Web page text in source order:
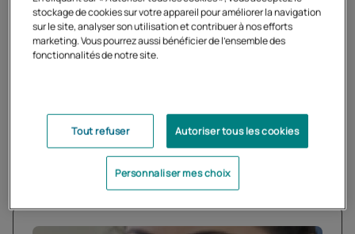
Tous les articles
stockage de cookies sur votre appareil pour améliorer la navigation
sur le site, analyser son utilisation et contribuer à nos efforts
marketing. Vous pourrez aussi bénéficier de l'ensemble des
fonctionnalités de notre site.
Tout refuser Autoriser tous les cookies
Personnaliser mes choix